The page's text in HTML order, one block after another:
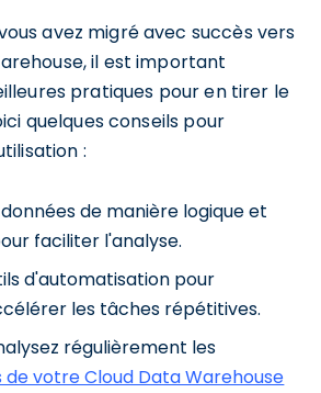
avez migré avec succès vers
il est important
pratiques pour en tirer le
quelques conseils pour
:
de manière logique et
faciliter l'analyse.
d'automatisation pour
les tâches répétitives.
régulièrement les
votre Cloud Data Warehouse